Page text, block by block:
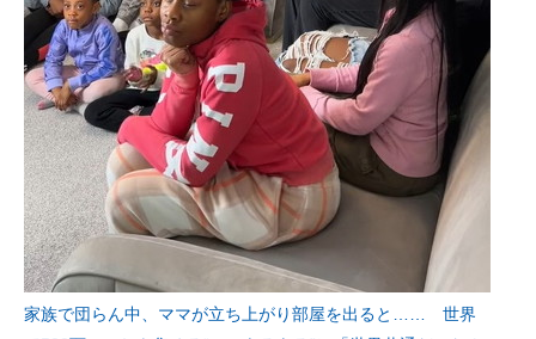
家族で団らん中、ママが立ち上がり部屋を出ると…… 世界